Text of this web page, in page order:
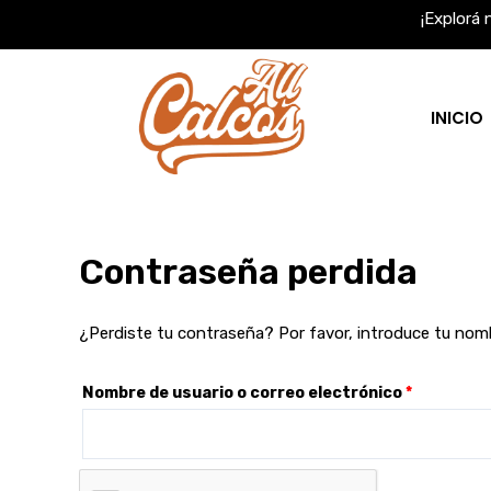
al
¡Explorá
INICIO
Contraseña perdida
¿Perdiste tu contraseña? Por favor, introduce tu
Nombre de usuario o correo electrónico*